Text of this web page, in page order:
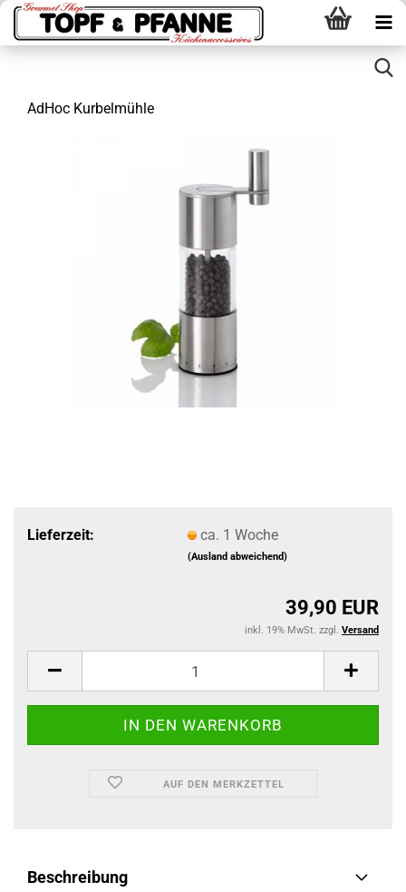
AdHoc Kurbelmühle
Lieferzeit: ca. 1 Woche
(Ausland abweichend)
39,90 EUR
inkl. 19% MwSt. zzgl. Versand
AUF DEN MERKZETTEL
Beschreibung